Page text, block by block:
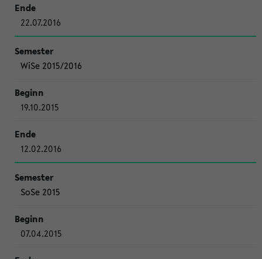
22.07.2016
WiSe 2015/2016
19.10.2015
12.02.2016
SoSe 2015
07.04.2015